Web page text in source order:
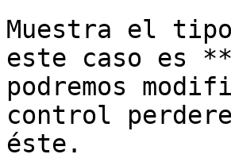
Muestra el
este caso es
podremos
control
éste.